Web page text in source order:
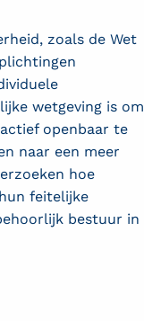
zoals de Wet
wetgeving is om
openbaar te
naar een meer
hoe
feitelijke
bestuur in